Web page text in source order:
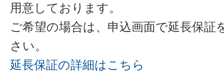
用意しております。
ご希望の場合は、申込画面で延長保証
さい。
延長保証の詳細はこちら